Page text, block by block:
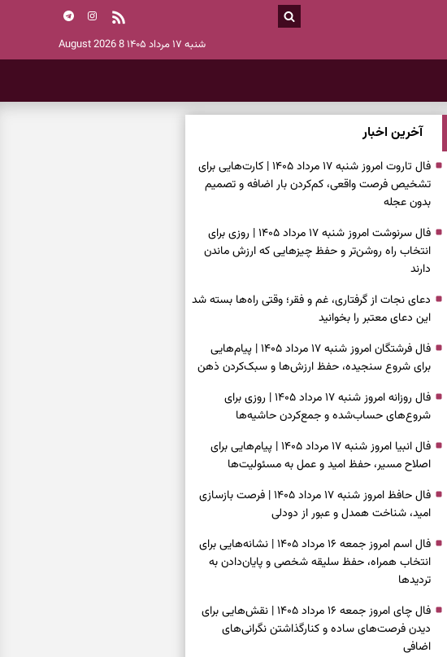
شنبه ۱۷ مرداد ۱۴۰۵ 8 August 2026
آخرین اخبار
فال تاروت امروز شنبه ۱۷ مرداد ۱۴۰۵ | کارت‌هایی برای
تشخیص فرصت واقعی، کم‌کردن بار اضافه و تصمیم
بدون عجله
فال سرنوشت امروز شنبه ۱۷ مرداد ۱۴۰۵ | روزی برای
انتخاب راه روشن‌تر و حفظ چیزهایی که ارزش ماندن
دارند
دعای نجات از گرفتاری، غم و فقر؛ وقتی راه‌ها بسته شد
این دعای معتبر را بخوانید
فال فرشتگان امروز شنبه ۱۷ مرداد ۱۴۰۵ | پیام‌هایی
برای شروع سنجیده، حفظ ارزش‌ها و سبک‌کردن ذهن
فال روزانه امروز شنبه ۱۷ مرداد ۱۴۰۵ | روزی برای
شروع‌های حساب‌شده و جمع‌کردن حاشیه‌ها
فال انبیا امروز شنبه ۱۷ مرداد ۱۴۰۵ | پیام‌هایی برای
اصلاح مسیر، حفظ امید و عمل به مسئولیت‌ها
فال حافظ امروز شنبه ۱۷ مرداد ۱۴۰۵ | فرصت بازسازی
امید، شناخت همدل و عبور از دودلی
فال اسم امروز جمعه ۱۶ مرداد ۱۴۰۵ | نشانه‌هایی برای
انتخاب همراه، حفظ سلیقه شخصی و پایان‌دادن به
تردیدها
فال چای امروز جمعه ۱۶ مرداد ۱۴۰۵ | نقش‌هایی برای
دیدن فرصت‌های ساده و کنارگذاشتن نگرانی‌های
اضافی